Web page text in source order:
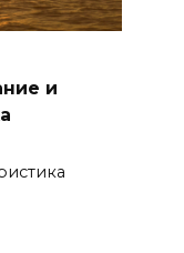
и